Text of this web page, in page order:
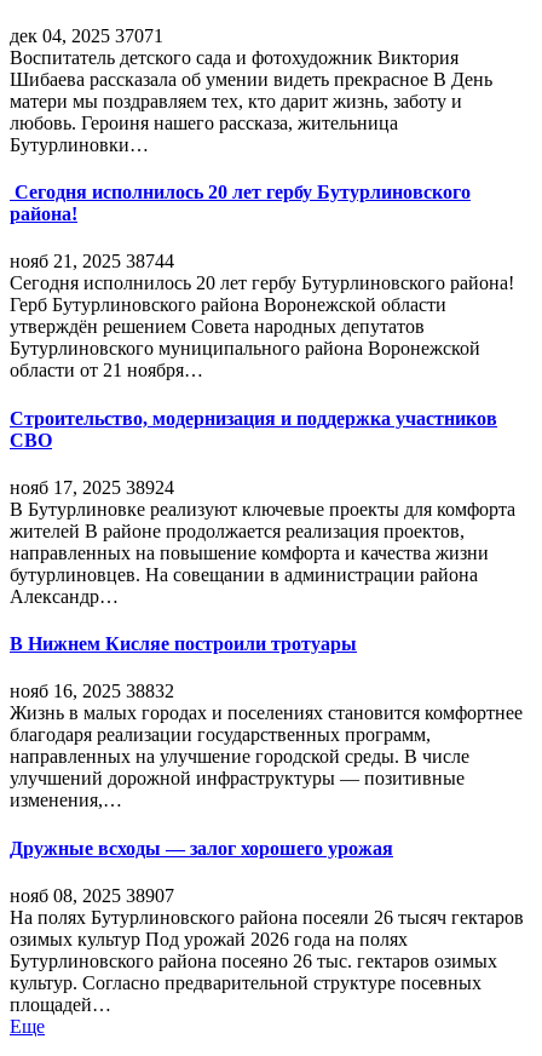
дек 04, 2025 37071
Воспитатель детского сада и фотохудожник Виктория
Шибаева рассказала об умении видеть прекрасное В День
матери мы поздравляем тех, кто дарит жизнь, заботу и
любовь. Героиня нашего рассказа, жительница
Бутурлиновки…
Сегодня исполнилось 20 лет гербу Бутурлиновского
района!
нояб 21, 2025 38744
Сегодня исполнилось 20 лет гербу Бутурлиновского района!
Герб Бутурлиновского района Воронежской области
утверждён решением Совета народных депутатов
Бутурлиновского муниципального района Воронежской
области от 21 ноября…
Строительство, модернизация и поддержка участников
СВО
нояб 17, 2025 38924
В Бутурлиновке реализуют ключевые проекты для комфорта
жителей В районе продолжается реализация проектов,
направленных на повышение комфорта и качества жизни
бутурлиновцев. На совещании в администрации района
Александр…
В Нижнем Кисляе построили тротуары
нояб 16, 2025 38832
Жизнь в малых городах и поселениях становится комфортнее
благодаря реализации государственных программ,
направленных на улучшение городской среды. В числе
улучшений дорожной инфраструктуры — позитивные
изменения,…
Дружные всходы — залог хорошего урожая
нояб 08, 2025 38907
На полях Бутурлиновского района посеяли 26 тысяч гектаров
озимых культур Под урожай 2026 года на полях
Бутурлиновского района посеяно 26 тыс. гектаров озимых
культур. Согласно предварительной структуре посевных
площадей…
Еще